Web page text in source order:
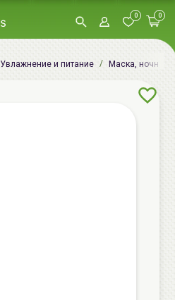
0 0
Увлажнение и питание Маска, ночная